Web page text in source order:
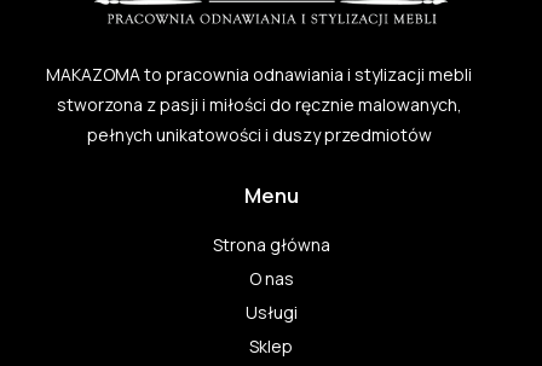
MAKAZOMA to pracownia odnawiania i stylizacji mebli
stworzona z pasji i miłości do ręcznie malowanych,
pełnych unikatowości i duszy przedmiotów
Menu
Strona główna
O nas
Usługi
Sklep